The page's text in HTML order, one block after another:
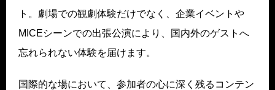
ト。劇場での観劇体験だけでなく、企業イベントや
MICEシーンでの出張公演により、国内外のゲストへ
忘れられない体験を届けます。
国際的な場において、参加者の心に深く残るコンテン